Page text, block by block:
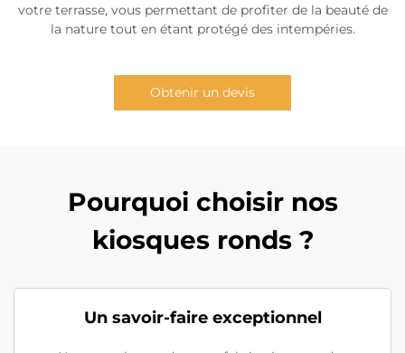
votre terrasse, vous permettant de profiter de la beauté de
la nature tout en étant protégé des intempéries.
Obtenir un devis
Pourquoi choisir nos
kiosques ronds ?
Un savoir-faire exceptionnel